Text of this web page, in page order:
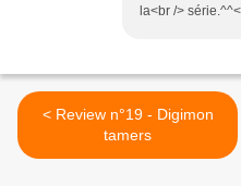
la<br />
< Review n°19 - Digimon
tamers